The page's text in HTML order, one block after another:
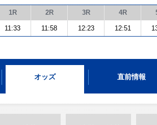
1R 2R 3R 4R
11:33 11:58 12:23 12:51
オッズ 直前情報